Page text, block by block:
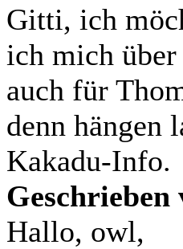
Gitti, ich
ich mich
auch für
denn hängen
Kakadu-Info.
Geschrieben
Hallo, owl,